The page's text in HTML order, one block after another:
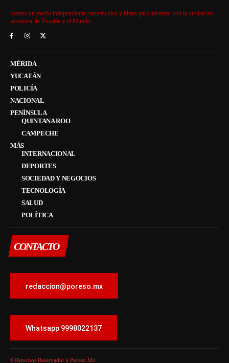
Somos un medio independiente convencidos y libres para informar con la verdad del
acontecer de Yucatán y el Mundo.
MÉRIDA
YUCATÁN
POLICÍA
NACIONAL
PENÍNSULA
QUINTANA ROO
CAMPECHE
MÁS
INTERNACIONAL
DEPORTES
SOCIEDAD Y NEGOCIOS
TECNOLOGÍA
SALUD
POLÍTICA
CONTACTO
redaccion@poreso.mx
Whatsapp 9998022137
©Derechos Reservador a Poreso.Mx